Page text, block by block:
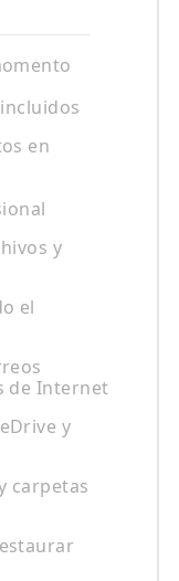
en
y
el
de Internet
y
carpetas